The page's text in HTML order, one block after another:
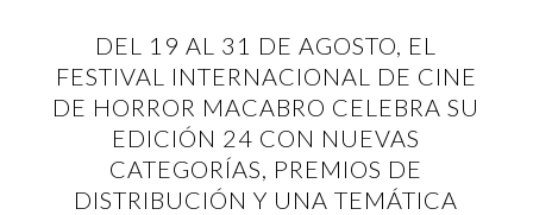
DEL 19 AL 31 DE AGOSTO, EL
FESTIVAL INTERNACIONAL DE CINE
DE HORROR MACABRO CELEBRA SU
EDICIÓN 24 CON NUEVAS
CATEGORÍAS, PREMIOS DE
DISTRIBUCIÓN Y UNA TEMÁTICA